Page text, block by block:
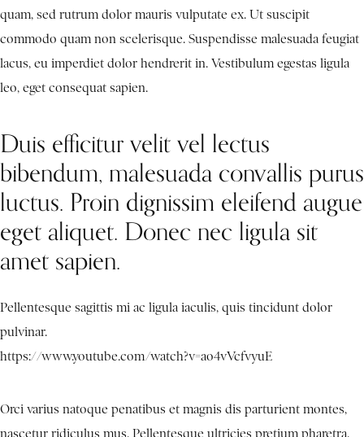
quam, sed rutrum dolor mauris vulputate ex. Ut suscipit
commodo quam non scelerisque. Suspendisse malesuada feugiat
lacus, eu imperdiet dolor hendrerit in. Vestibulum egestas ligula
leo, eget consequat sapien.
Duis efficitur velit vel lectus
bibendum, malesuada convallis purus
luctus. Proin dignissim eleifend augue
eget aliquet. Donec nec ligula sit
amet sapien.
Pellentesque sagittis mi ac ligula iaculis, quis tincidunt dolor
pulvinar.
https://www.youtube.com/watch?v=ao4vVcfvyuE
Orci varius natoque penatibus et magnis dis parturient montes,
nascetur ridiculus mus. Pellentesque ultricies pretium pharetra.